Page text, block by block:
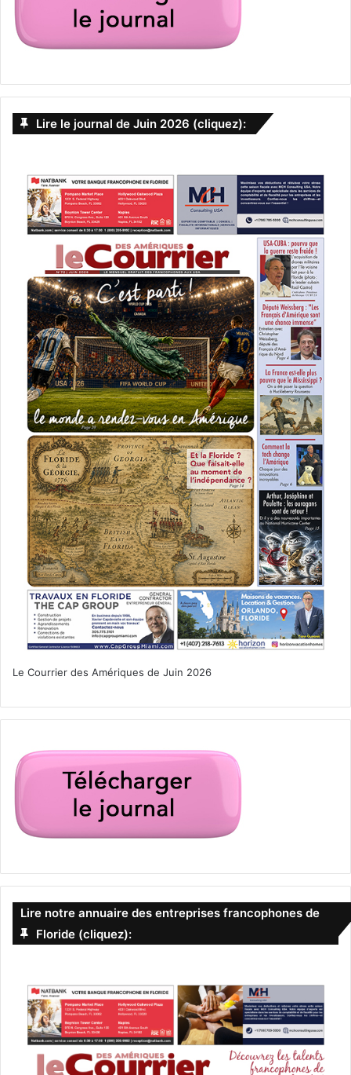
Lire le journal de Juin 2026 (cliquez):
Le Courrier des Amériques de Juin 2026
Lire notre annuaire des entreprises francophones de
Floride (cliquez):